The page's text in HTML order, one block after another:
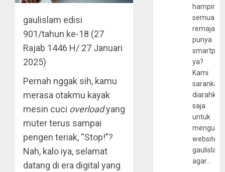
gaulislam edisi
901/tahun ke-18 (27
Rajab 1446 H/ 27 Januari
2025)
Pernah nggak sih, kamu
merasa otakmu kayak
mesin cuci overloadyang
muter terus sampai
pengen teriak, “Stop!”?
Nah, kalo iya, selamat
datang di era digital yang
hampir
semua
remaja
punya
ya?
Kami
sarankan,
diarahkan
saja
untuk
website
agar…